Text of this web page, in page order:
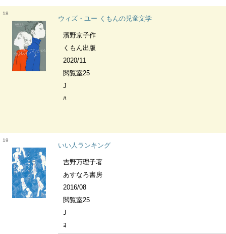
18
ウィズ・ユー くもんの児童文学
濱野京子作
くもん出版
2020/11
閲覧室25
J
ﾊ
19
いい人ランキング
吉野万理子著
あすなろ書房
2016/08
閲覧室25
J
ﾖ